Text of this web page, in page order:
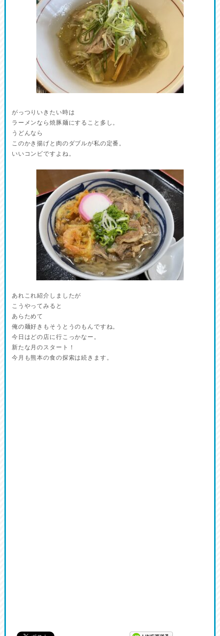
がっつりいきたい時は
ラーメンなら焼豚麺にすること多し。
うどんなら
このかき揚げと肉のダブルが私の定番。
いいコンビですよね。
あれこれ紹介しましたが
こうやってみると
あらためて
俺の麺好きもそうとうのもんですね。
今日はどの店に行こっかなー。
新たな月のスタート！
今月も熊本の食の探索は続きます。